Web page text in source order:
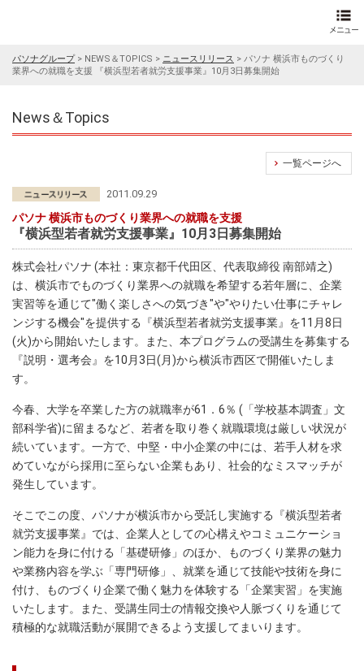
パソナグループ> NEWS＆TOPICS > ニュースリリース > パソナ 横浜市ものづくり
業界への就職を支援 『横浜型若者就労支援事業』10月3日募集開始
News＆Topics
一覧ページへ
2011.09.29
パソナ 横浜市ものづくり業界への就職を支援
『横浜型若者就労支援事業』10月3日募集開始
株式会社パソナ (本社：東京都千代田区、代表取締役 南部靖之)
は、横浜市でものづくり業界への就職を希望する若年層に、企業
実習等を通じて"働く楽しさへの気づき"や"やりたい仕事にチャレ
ンジする機会"を提供する『横浜型若者就労支援事業』を11月8日
(火)から開始いたします。また、本プログラムの受講生を募集する
『説明・選考会』を10月3日(月)から横浜市西区で開催いたしま
す。
今春、大学を卒業した方の就職率が61．6％ (「学校基本調査」文
部科学省)に留まるなど、若者を取り巻く就職環境は厳しい状況が
続いています。一方で、中堅・中小企業の中には、若手人材を求
めていながら採用に至らない企業もあり、社会的なミスマッチが
発生しています。
そこでこの度、パソナが横浜市から受託し実施する『横浜型若者
就労支援事業』では、企業人としての心構えやコミュニケーショ
ン能力を身に付ける「基礎研修」のほか、ものづくり業界の魅力
や業務内容を学ぶ「専門研修」、就業を通じて技能や技術を身に
付け、ものづくり企業で働く魅力を体験する「企業実習」を実施
いたします。また、受講生同士の情報交換や人脈づくりを通じて
積極的な就職活動が展開できるよう支援してまいります。